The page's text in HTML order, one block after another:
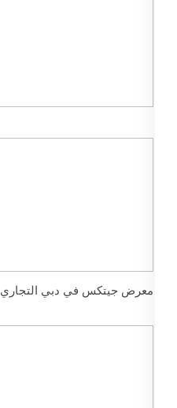
معرض جيتكس في دبي التجاري